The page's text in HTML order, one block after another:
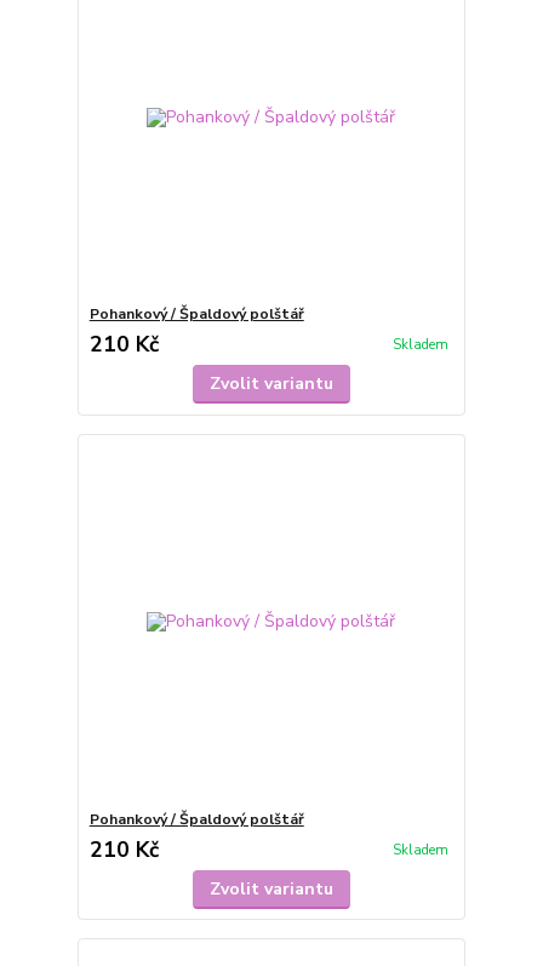
Pohankový / Špaldový polštář
210 Kč Skladem
Zvolit variantu
Pohankový / Špaldový polštář
210 Kč Skladem
Zvolit variantu